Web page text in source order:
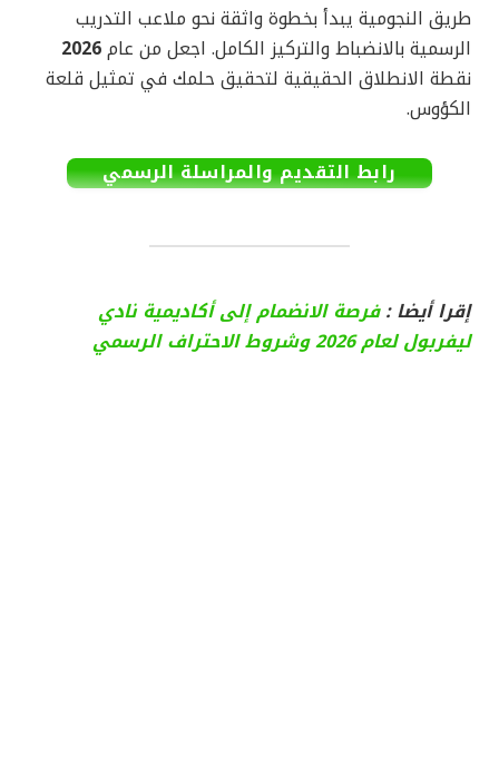
طريق النجومية يبدأ بخطوة واثقة نحو ملاعب التدريب
الرسمية بالانضباط والتركيز الكامل. اجعل من عام2026
نقطة الانطلاق الحقيقية لتحقيق حلمك في تمثيل قلعة
الكؤوس.
رابط التقديم والمراسلة الرسمي
إقرا أيضا :فرصة الانضمام إلى أكاديمية نادي
ليفربول لعام 2026 وشروط الاحتراف الرسمي